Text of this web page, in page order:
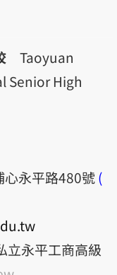
Taoyuan
Senior High
心永平路480號(
立永平工商高級